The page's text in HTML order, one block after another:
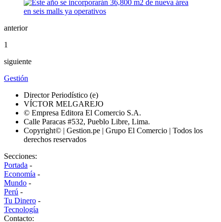
anterior
1
siguiente
Gestión
Director Periodístico (e)
VÍCTOR MELGAREJO
© Empresa Editora El Comercio S.A.
Calle Paracas #532, Pueblo Libre, Lima.
Copyright© | Gestion.pe | Grupo El Comercio | Todos los
derechos reservados
Secciones:
Portada -
Economía -
Mundo -
Perú -
Tu Dinero -
Tecnología
Contacto: